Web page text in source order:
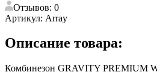
Отзывов: 0
Артикул: Array
Описание товара:
Комбинезон GRAVITY PREMIUM